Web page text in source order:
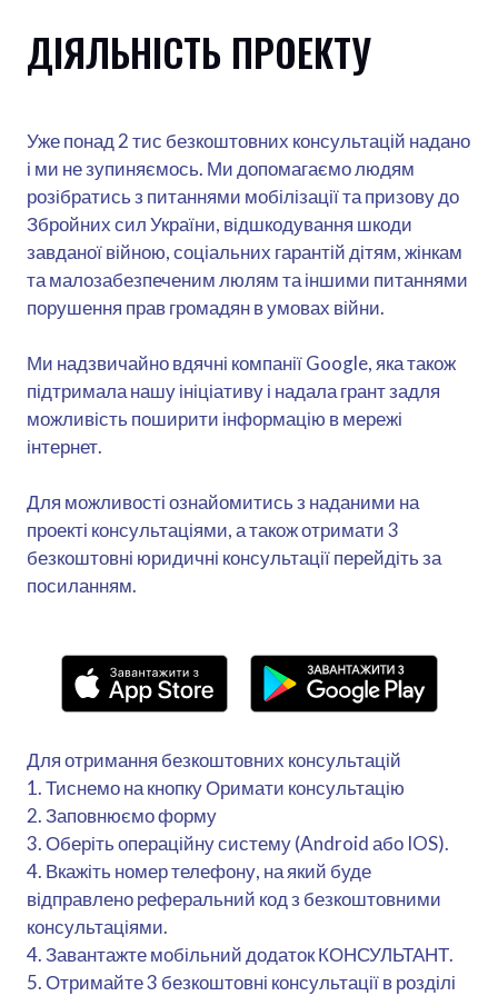
ДІЯЛЬНІСТЬ ПРОЕКТУ
Уже понад 2 тис безкоштовних консультацій надано
і ми не зупиняємось. Ми допомагаємо людям
розібратись з питаннями мобілізації та призову до
Збройних сил України, відшкодування шкоди
завданої війною, соціальних гарантій дітям, жінкам
та малозабезпеченим люлям та іншими питаннями
порушення прав громадян в умовах війни.
Ми надзвичайно вдячні компанії Google, яка також
підтримала нашу ініціативу і надала грант задля
можливість поширити інформацію в мережі
інтернет.
Для можливості ознайомитись з наданими на
проекті консультаціями, а також отримати 3
безкоштовні юридичні консультації перейдіть за
посиланням.
Для отримання безкоштовних консультацій
1. Тиснемо на кнопку Оримати консультацію
2. Заповнюємо форму
3. Оберіть операційну систему (Android або IOS).
4. Вкажіть номер телефону, на який буде
відправлено реферальний код з безкоштовними
консультаціями.
4. Завантажте мобільний додаток КОНСУЛЬТАНТ.
5. Отримайте 3 безкоштовні консультації в розділі